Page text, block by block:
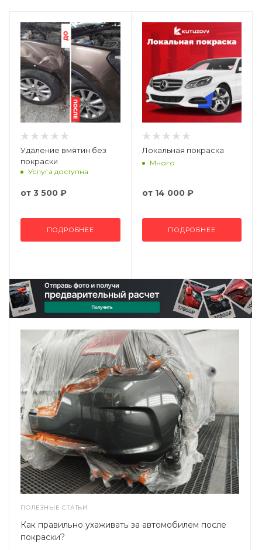
Удаление вмятин без
покраски
Услуга доступна
от 3 500 ₽
ПОДРОБНЕЕ
Локальная покраска
Много
от 14 000 ₽
ПОДРОБНЕЕ
ПОЛЕЗНЫЕ СТАТЬИ
Как правильно ухаживать за автомобилем после
покраски?